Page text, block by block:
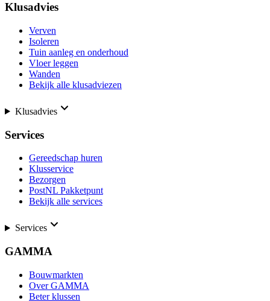
Klusadvies
Verven
Isoleren
Tuin aanleg en onderhoud
Vloer leggen
Wanden
Bekijk alle klusadviezen
Klusadvies
Services
Gereedschap huren
Klusservice
Bezorgen
PostNL Pakketpunt
Bekijk alle services
Services
GAMMA
Bouwmarkten
Over GAMMA
Beter klussen